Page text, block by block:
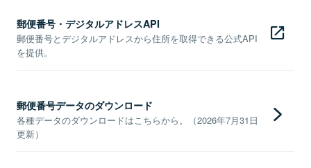
郵便番号・デジタルアドレスAPI
郵便番号とデジタルアドレスから住所を取得できる公式API
を提供。
郵便番号データのダウンロード
各種データのダウンロードはこちらから。（2026年7月31日
更新）